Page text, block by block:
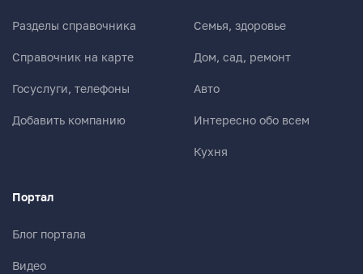
Разделы справочника
Справочник на карте
Госуслуги, телефоны
Добавить компанию
Семья, здоровье
Дом, сад, ремонт
Авто
Интересно обо всем
Кухня
Портал
Блог портала
Видео